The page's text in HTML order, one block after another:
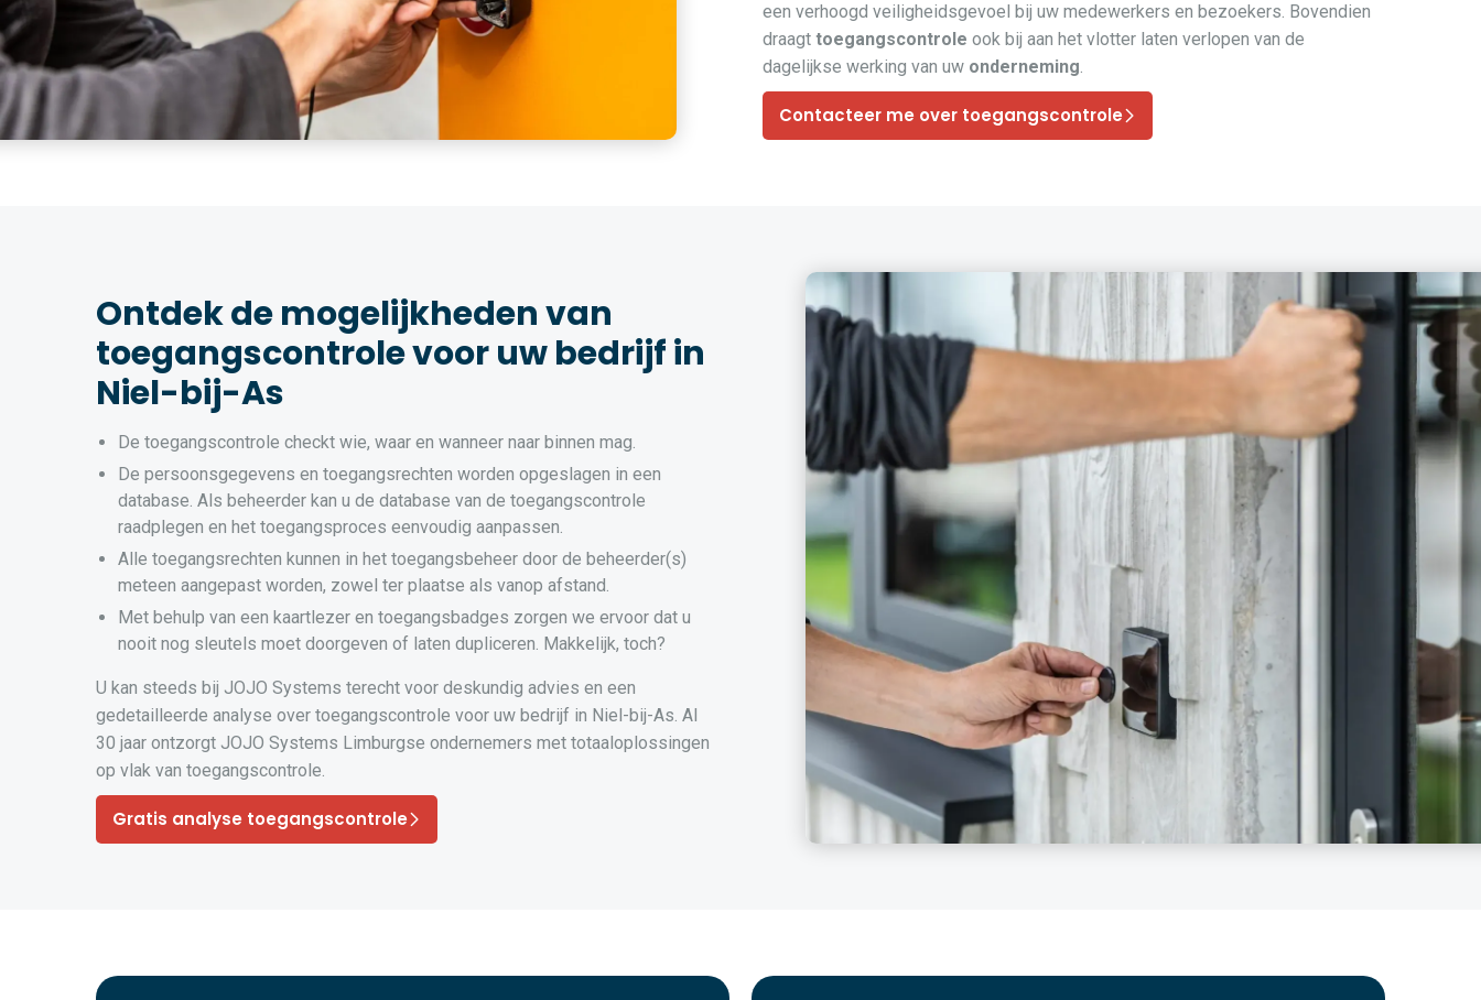
een verhoogd veiligheidsgevoel bij uw medewerkers en bezoekers. Bovendien
draagt toegangscontrole ook bij aan het vlotter laten verlopen van de
dagelijkse werking van uw onderneming.
Contacteer me over toegangscontrole
Ontdek de mogelijkheden van
toegangscontrole voor uw bedrijf in
Niel-bij-As
De toegangscontrole checkt wie, waar en wanneer naar binnen mag.
De persoonsgegevens en toegangsrechten worden opgeslagen in een
database. Als beheerder kan u de database van de toegangscontrole
raadplegen en het toegangsproces eenvoudig aanpassen.
Alle toegangsrechten kunnen in het toegangsbeheer door de beheerder(s)
meteen aangepast worden, zowel ter plaatse als vanop afstand.
Met behulp van een kaartlezer en toegangsbadges zorgen we ervoor dat u
nooit nog sleutels moet doorgeven of laten dupliceren. Makkelijk, toch?
U kan steeds bij JOJO Systems terecht voor deskundig advies en een
gedetailleerde analyse over toegangscontrole voor uw bedrijf in Niel-bij-As. Al
30 jaar ontzorgt JOJO Systems Limburgse ondernemers met totaaloplossingen
op vlak van toegangscontrole.
Gratis analyse toegangscontrole